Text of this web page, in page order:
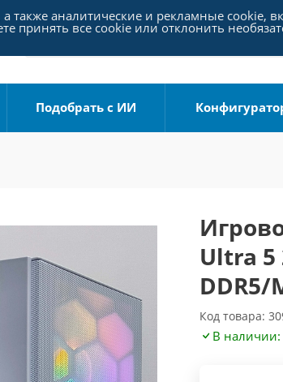
Подобрать с ИИ
Ultra 5
DDR5/
Код товара:
В
также аналитические и рекламные cookie,
принять все cookie или отклонить